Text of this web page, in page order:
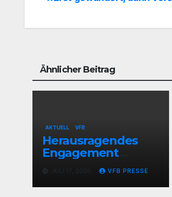
Ähnlicher Beitrag
AKTUELL VFB
Herausragendes
Engagement
gewürdigt: Marion
Ehrenamtliche des
VFB PRESSE